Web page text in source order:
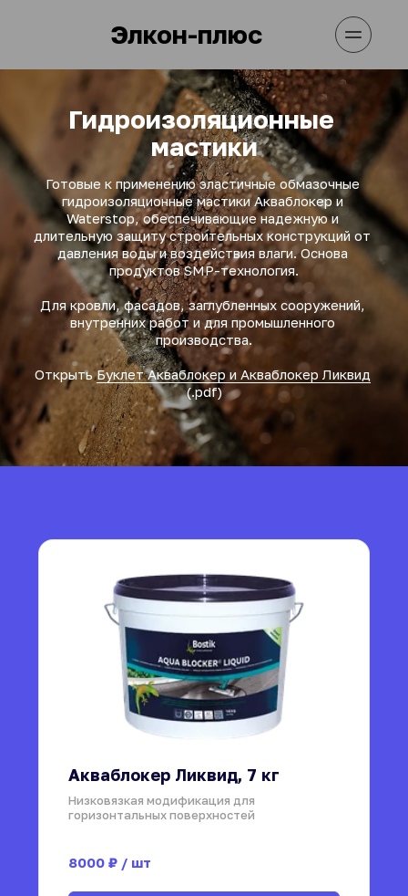
Элкон-плюс
Гидроизоляционные
мастики
Готовые к применению эластичные обмазочные
гидроизоляционные мастики Акваблокер и
Waterstop, обеспечивающие надежную и
длительную защиту строительных конструкций от
давления воды и воздействия влаги. Основа
продуктов SMP-технология.
Для кровли, фасадов, заглубленных сооружений,
внутренних работ и для промышленного
производства.
Открыть Буклет Акваблокер и Акваблокер Ликвид
(.pdf)
Акваблокер Ликвид, 7 кг
Низковязкая модификация для
горизонтальных поверхностей
8000 ₽ / шт